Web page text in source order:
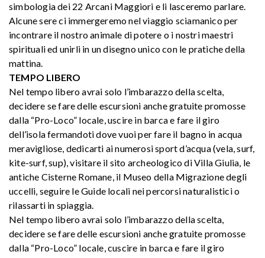
simbologia dei 22 Arcani Maggiori e li lasceremo parlare.
Alcune sere ci immergeremo nel viaggio sciamanico per
incontrare il nostro animale di potere o i nostri maestri
spirituali ed unirli in un disegno unico con le pratiche della
mattina.
TEMPO LIBERO
Nel tempo libero avrai solo l’imbarazzo della scelta,
decidere se fare delle escursioni anche gratuite promosse
dalla “Pro-Loco” locale, uscire in barca e fare il giro
dell’isola fermandoti dove vuoi per fare il bagno in acqua
meravigliose, dedicarti ai numerosi sport d’acqua (vela, surf,
kite-surf, sup), visitare il sito archeologico di Villa Giulia, le
antiche Cisterne Romane, il Museo della Migrazione degli
uccelli, seguire le Guide locali nei percorsi naturalistici o
rilassarti in spiaggia.
Nel tempo libero avrai solo l’imbarazzo della scelta,
decidere se fare delle escursioni anche gratuite promosse
dalla “Pro-Loco” locale, cuscire in barca e fare il giro